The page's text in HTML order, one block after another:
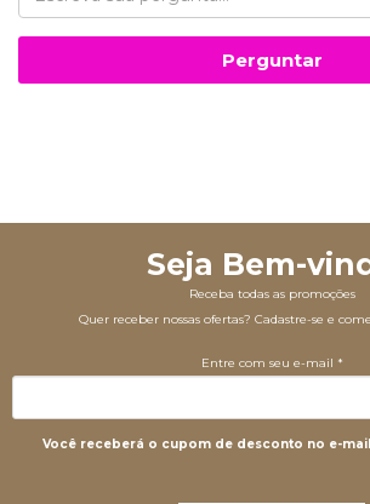
Perguntar
Seja Bem-
Receba todas as promoções
Quer receber nossas ofertas? Cadastre-se e
Entre com seu e-mail *
Você receberá o cupom de desconto no e-